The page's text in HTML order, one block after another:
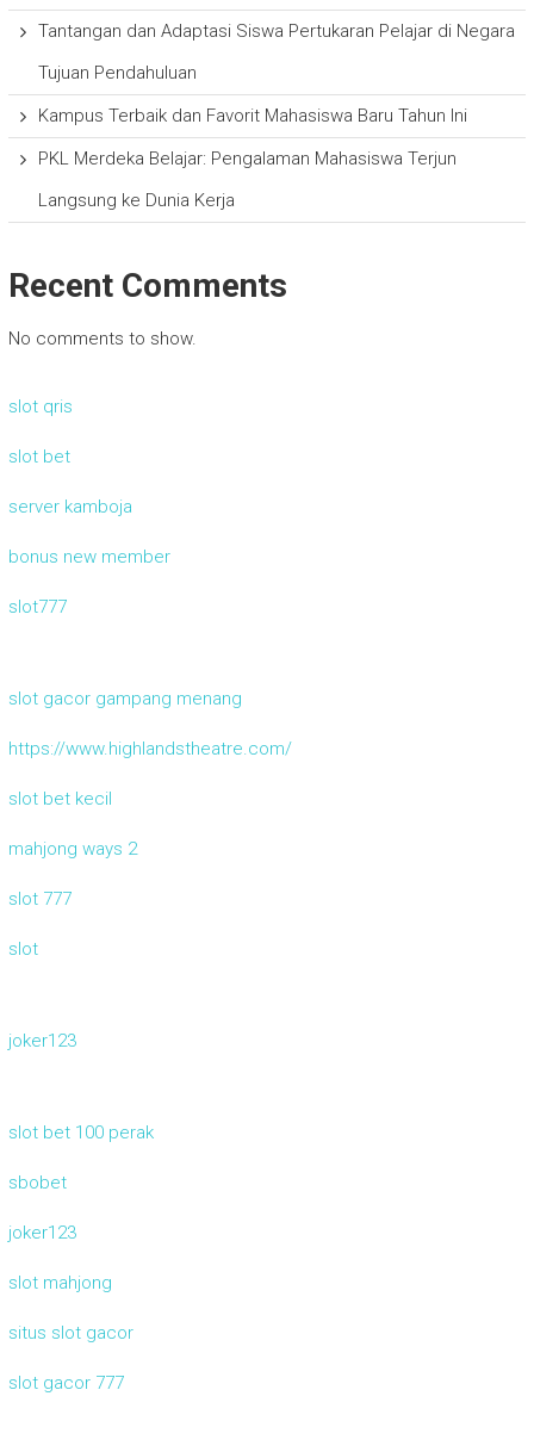
Tantangan dan Adaptasi Siswa Pertukaran Pelajar di Negara
Tujuan Pendahuluan
Kampus Terbaik dan Favorit Mahasiswa Baru Tahun Ini
PKL Merdeka Belajar: Pengalaman Mahasiswa Terjun
Langsung ke Dunia Kerja
Recent Comments
No comments to show.
slot qris
slot bet
server kamboja
bonus new member
slot777
slot gacor gampang menang
https://www.highlandstheatre.com/
slot bet kecil
mahjong ways 2
slot 777
slot
joker123
slot bet 100 perak
sbobet
joker123
slot mahjong
situs slot gacor
slot gacor 777